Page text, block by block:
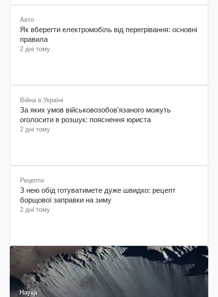
Авто
Як вберегти електромобіль від перегрівання: основні
правила
2 дні тому
Війна в Україні
За яких умов військовозобов’язаного можуть
оголосити в розшук: пояснення юриста
2 дні тому
Рецепти
З нею обід готуватимете дуже швидко: рецепт
борщової заправки на зиму
2 дні тому
Наука